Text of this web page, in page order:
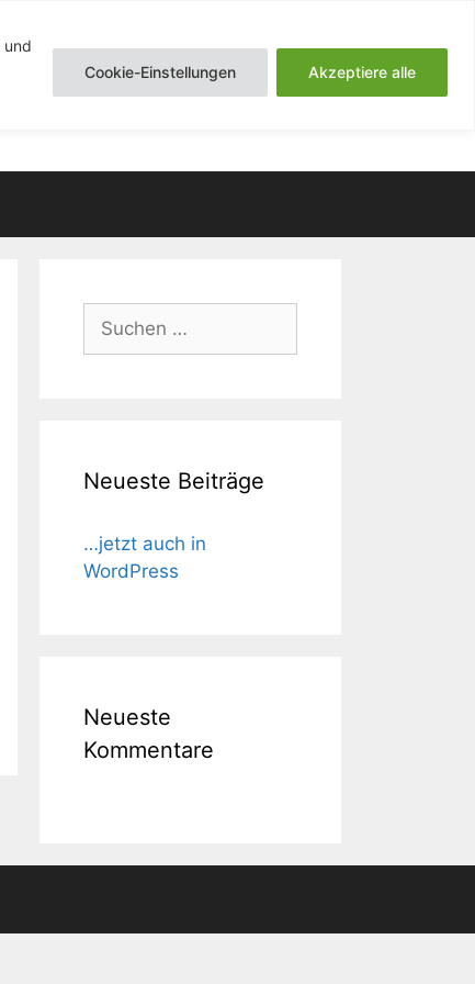
und
Cookie-Einstellungen Akzeptiere alle
Suchen
nach:
Neueste Beiträge
…jetzt auch in
WordPress
Neueste
Kommentare